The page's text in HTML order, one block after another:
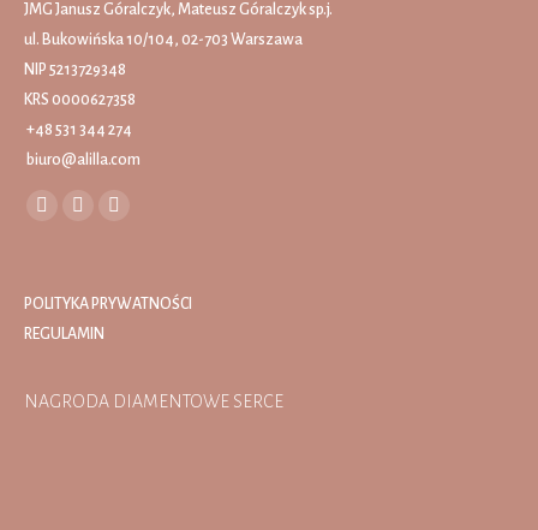
JMG Janusz Góralczyk, Mateusz Góralczyk sp.j.
ul. Bukowińska 10/104, 02-703 Warszawa
NIP 5213729348
KRS 0000627358
+48 531 344 274
biuro@alilla.com
Find us on:
in
new
in
new
in
POLITYKA PRYWATNOŚCI
REGULAMIN
NAGRODA DIAMENTOWE SERCE